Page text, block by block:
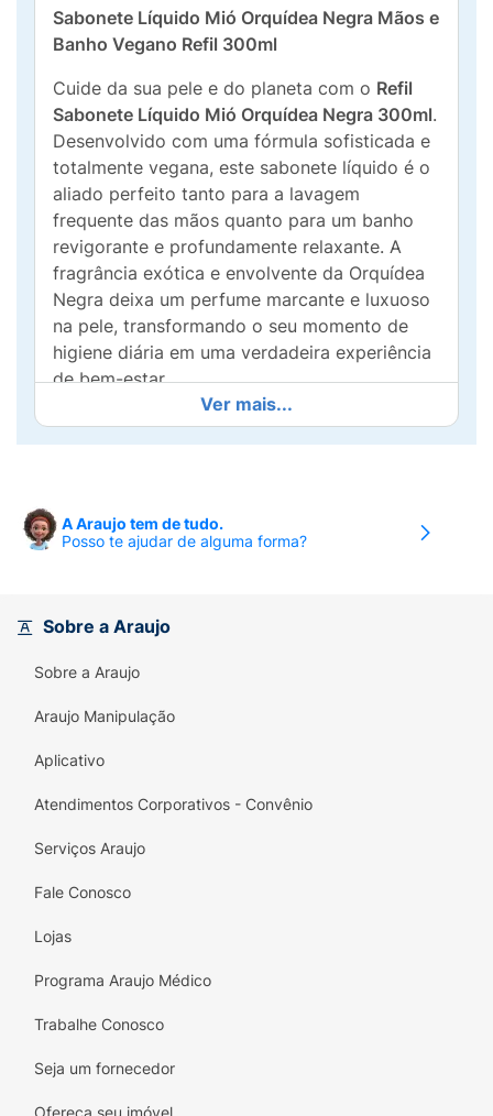
Sabonete Líquido Mió Orquídea Negra Mãos e
Banho Vegano Refil 300ml
Cuide da sua pele e do planeta com o Refil
Sabonete Líquido Mió Orquídea Negra 300ml.
Desenvolvido com uma fórmula sofisticada e
totalmente vegana, este sabonete líquido é o
aliado perfeito tanto para a lavagem
frequente das mãos quanto para um banho
revigorante e profundamente relaxante. A
fragrância exótica e envolvente da Orquídea
Negra deixa um perfume marcante e luxuoso
na pele, transformando o seu momento de
higiene diária em uma verdadeira experiência
de bem-estar.
Além de proporcionar uma limpeza eficaz
sem agredir a barreira natural de hidratação
seu lar. Com ela, você reabastece o seu
frasco regular favorito com excelente custo-
embalagem em sachê utiliza
plástico
em comparação aos frascos
tradicionais. Um cuidado diário completo e
sustentável, com a qualidade e exclusividade
Deixa a pele delicadamente perfumada com
para uso na pia do lavabo ou no chuveiro,
garantindo versatilidade no dia a dia.
Produto 100% Vegano:
animal.
Ver mais...
A Araujo tem de tudo.
Posso te ajudar de alguma forma?
Sobre a Araujo
Sobre a Araujo
Araujo Manipulação
Aplicativo
Atendimentos Corporativos - Convênio
Serviços Araujo
Fale Conosco
Lojas
Programa Araujo Médico
Trabalhe Conosco
Seja um fornecedor
Ofereça seu imóvel